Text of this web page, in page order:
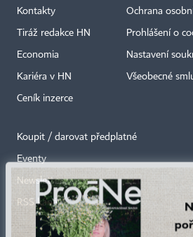
Kontakty
Tiráž redakce HN
Economia
Kariéra v HN
Ceník inzerce
Ochrana
Prohlášení o
Nastavení
Všeobecné
Koupit / darovat předplatné
Eventy
Newslettery
RSS kanály